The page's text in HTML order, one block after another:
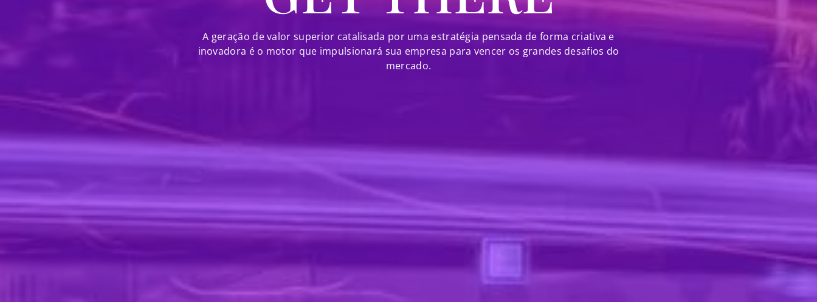
A geração de valor superior catalisada por uma estratégia pensada de forma criativa e
inovadora é o motor que impulsionará sua empresa para vencer os grandes desafios do
mercado.